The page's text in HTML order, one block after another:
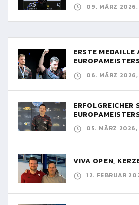
09. MÄRZ
ERSTE MEDAILLE
06. MÄRZ 2026,
ERFOLGREICHER
05. MÄRZ 2026,
VIVA OPEN,
12. FEBRUAR